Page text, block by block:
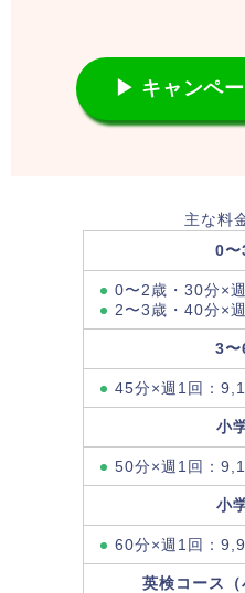
▶ キャンペ
主な料
0〜
0〜2歳・30分×
2〜3歳・40分×
3〜
45分×週1回：
小
50分×週1回：
小
60分×週1回：
英検コース（